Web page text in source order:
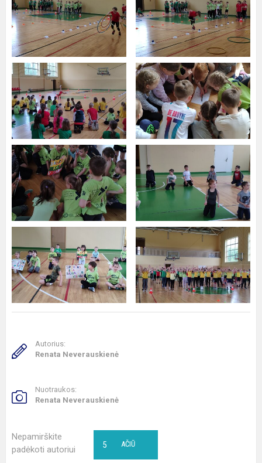
Autorius:
Renata Neverauskienė
Nuotraukos:
Renata Neverauskienė
Nepamirškite
padėkoti autoriui
AČIŪ
5